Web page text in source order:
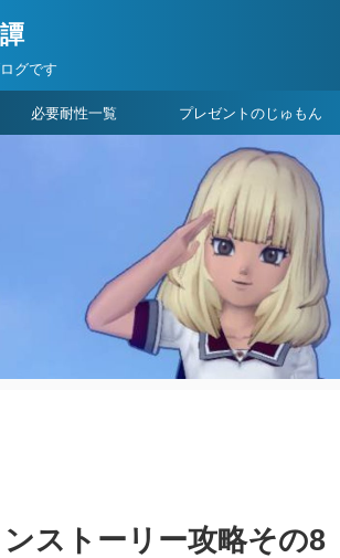
グです
必要耐性一覧 プレゼントのじゅもん
ストーリー攻略その8